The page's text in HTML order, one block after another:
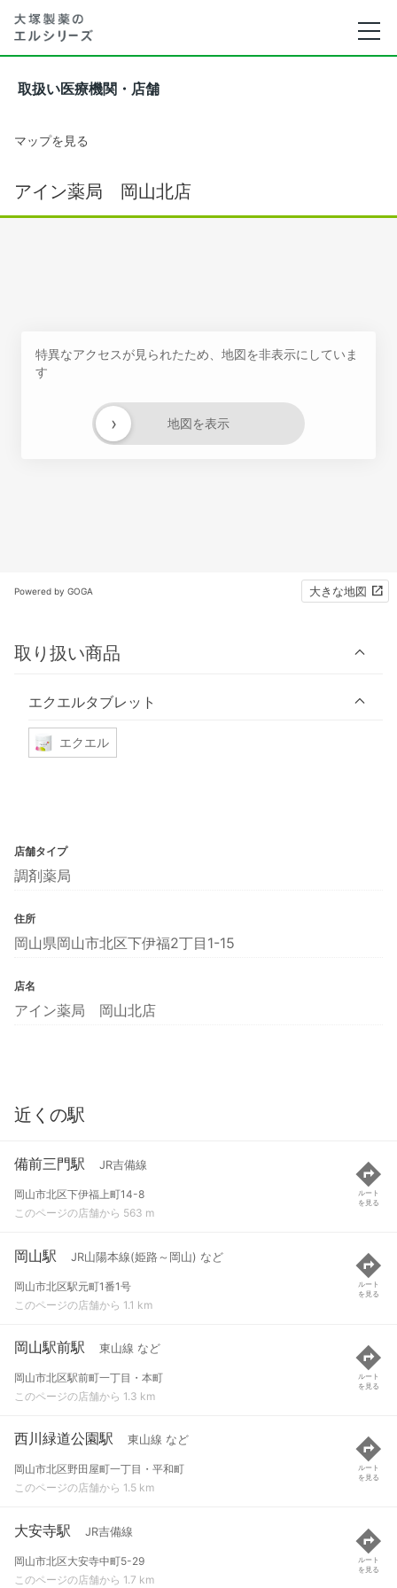
取扱い医療機関・店舗
マップを見る
アイン薬局 岡山北店
特異なアクセスが見られたため、地図を非表示にしていま
す
地図を表示
›
Powered by GOGA 大きな地図
取り扱い商品
エクエルタブレット
エクエル
店舗タイプ
調剤薬局
住所
岡山県岡山市北区下伊福2丁目1-15
店名
アイン薬局 岡山北店
近くの駅
備前三門駅 JR吉備線
岡山市北区下伊福上町14-8
このページの店舗から 563 m
ルート
を見る
岡山駅 JR山陽本線(姫路～岡山) など
岡山市北区駅元町1番1号
このページの店舗から 1.1 km
ルート
を見る
岡山駅前駅 東山線 など
岡山市北区駅前町一丁目・本町
このページの店舗から 1.3 km
ルート
を見る
西川緑道公園駅 東山線 など
岡山市北区野田屋町一丁目・平和町
このページの店舗から 1.5 km
ルート
を見る
大安寺駅 JR吉備線
岡山市北区大安寺中町5-29
このページの店舗から 1.7 km
ルート
を見る